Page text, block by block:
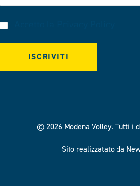
© 2026 Modena Volley. Tutti i
Sito realizzatato da